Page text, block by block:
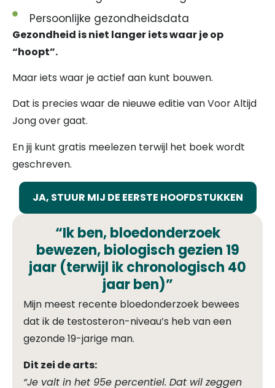
Persoonlijke gezondheidsdata
Gezondheid is niet langer iets waar je op
“hoopt”.
Maar iets waar je actief aan kunt bouwen.
Dat is precies waar de nieuwe editie van Voor Altijd
Jong over gaat.
En jij kunt gratis meelezen terwijl het boek wordt
geschreven.
JA, STUUR MIJ DE EERSTE HOOFDSTUKKEN
“Ik ben, bloedonderzoek
bewezen, biologisch gezien 19
jaar (terwijl ik chronologisch 40
jaar ben)”
Mijn meest recente bloedonderzoek bewees
dat ik de testosteron-niveau’s heb van een
gezonde 19-jarige man.
Dit zei de arts:
“Je valt in het 95e percentiel. Dat wil zeggen